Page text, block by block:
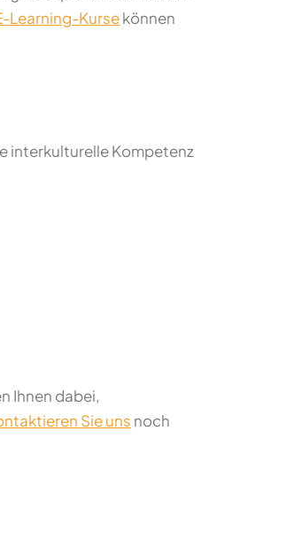
Learning-Kursekönnen
interkulturelle Kompetenz
Ihnen dabei,
Sie uns noch